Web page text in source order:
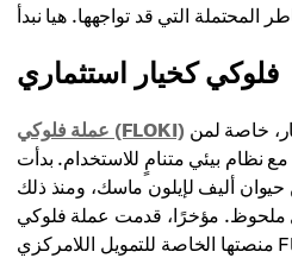
فلوكي كخيار استثماري
عملة فلوكي (FLOKI)
نظام بيئي متنامٍ للاستخدام. بدأت
أليف لإيلون ماسك، ومنذ ذلك
ملحوظ. مؤخرًا، قدمت عملة فلوكي
منصتها الخاصة للتمويل اللامركزي FlokiFi، ولعبة ميتافيرس The